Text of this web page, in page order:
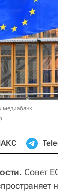
медиабанк
Совет